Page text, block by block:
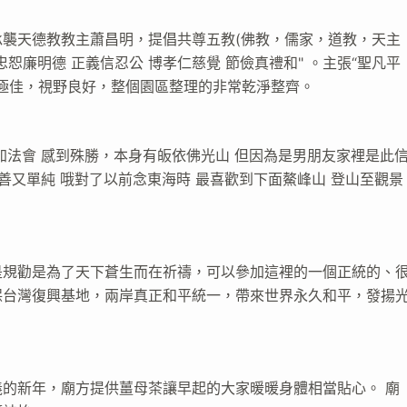
天德教教主蕭昌明，提倡共尊五教(佛教，儒家，道教，天主
廉明德 正義信忍公 博孝仁慈覺 節儉真禮和" 。主張“聖凡平
，視野良好，整個園區整理的非常乾淨整齊。
會 感到殊勝，本身有皈依佛光山 但因為是男朋友家裡是此
又單純 哦對了以前念東海時 最喜歡到下面鰲峰山 登山至觀景
勸是為了天下蒼生而在祈禱，可以參加這裡的一個正統的、
灣復興基地，兩岸真正和平統一，帶來世界永久和平，發揚
新年，廟方提供薑母茶讓早起的大家暖暖身體相當貼心。 廟